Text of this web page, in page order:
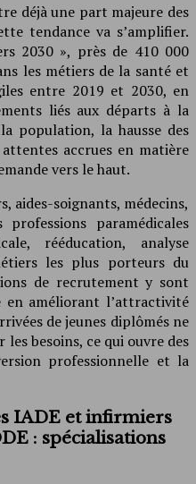
déjà une part majeure des
tendance va s’amplifier.
2030 », près de 410 000
les métiers de la santé et
entre 2019 et 2030, en
liés aux départs à la
population, la hausse des
accrues en matière
vers le haut.
aides-soignants, médecins,
professions paramédicales
rééducation, analyse
les plus porteurs du
de recrutement y sont
en améliorant l’attractivité
de jeunes diplômés ne
besoins, ce qui ouvre des
professionnelle et la
IADE et infirmiers
: spécialisations